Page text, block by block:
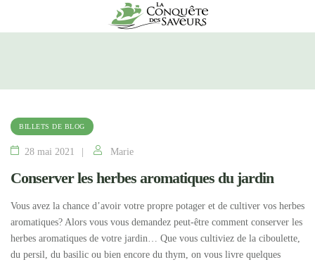
BILLETS DE BLOG
28 mai 2021 Marie
Conserver les herbes aromatiques du jardin
Vous avez la chance d’avoir votre propre potager et de cultiver vos herbes
aromatiques? Alors vous vous demandez peut-être comment conserver les
herbes aromatiques de votre jardin… Que vous cultiviez de la ciboulette,
du persil, du basilic ou bien encore du thym, on vous livre quelques